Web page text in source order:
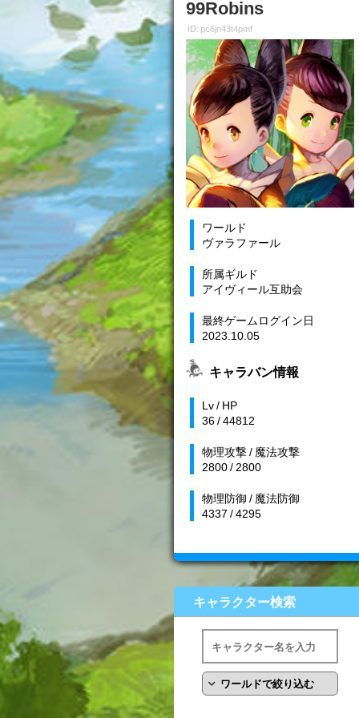
99Robins
ID: pc6jn43t4pmf
ワールド
ヴァラファール
所属ギルド
アイヴィール互助会
最終ゲームログイン日
2023.10.05
キャラバン情報
Lv / HP
36 / 44812
物理攻撃 / 魔法攻撃
2800 / 2800
物理防御 / 魔法防御
4337 / 4295
キャラクター検索